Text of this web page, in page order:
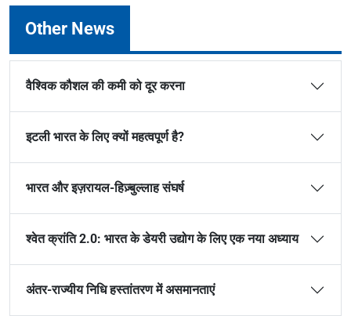
Other News
वैश्विक कौशल की कमी को दूर करना
इटली भारत के लिए क्यों महत्वपूर्ण है?
भारत और इज़रायल-हिज़्बुल्लाह संघर्ष
श्वेत क्रांति 2.0: भारत के डेयरी उद्योग के लिए एक नया अध्याय
अंतर-राज्यीय निधि हस्तांतरण में असमानताएं